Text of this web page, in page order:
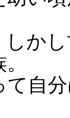
か
自